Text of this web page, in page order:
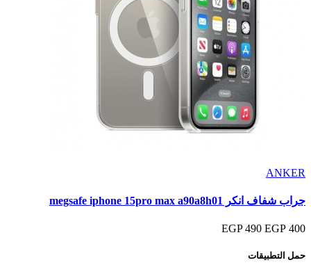
ANKER
جراب شفاف انكر megsafe iphone 15pro max a90a8h01
400 EGP
490 EGP
حمل التطبيقات